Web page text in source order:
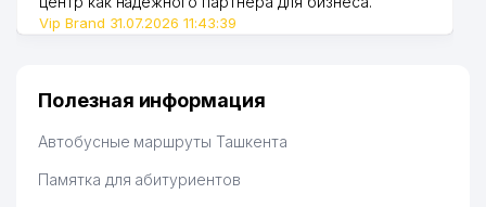
Vip Brand 31.07.2026 11:43:39
Полезная информация
Автобусные маршруты Ташкента
Памятка для абитуриентов